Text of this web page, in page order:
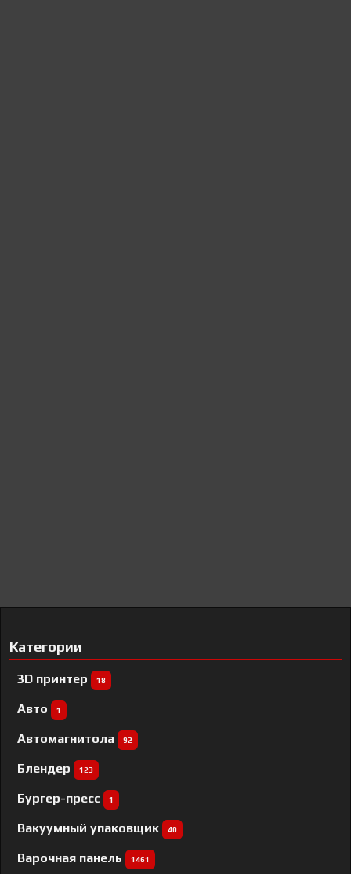
Категории
3D принтер 18
Авто 1
Автомагнитола 92
Блендер 123
Бургер-пресс 1
Вакуумный упаковщик 40
Варочная панель 1461